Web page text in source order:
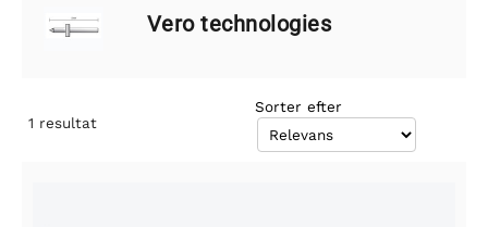
Vero technologies
1 resultat
Sorter efter